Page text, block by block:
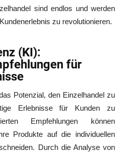
sind endlos und werden
zu revolutionieren.
(KI):
für
Potenzial, den Einzelhandel zu
Erlebnisse für Kunden zu
Empfehlungen können
Produkte auf die individuellen
Durch die Analyse von